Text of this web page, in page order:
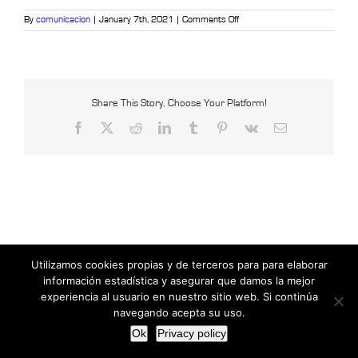
By comunicacion January 7th, 2021 Comments Offon
alexa
Share This Story, Choose Your Platform!
Facebook RedditLinkedInTumblr Pinterest
Vk Email
Copyright © 2021 Censys International |Powered by Insertcom
Facebook
MyBusiness
Utilizamos cookies propias y de terceros para para elaborar
información estadística y asegurar que damos la mejor
experiencia al usuario en nuestro sitio web. Si continúa
navegando acepta su uso.
Ok
Privacy policy